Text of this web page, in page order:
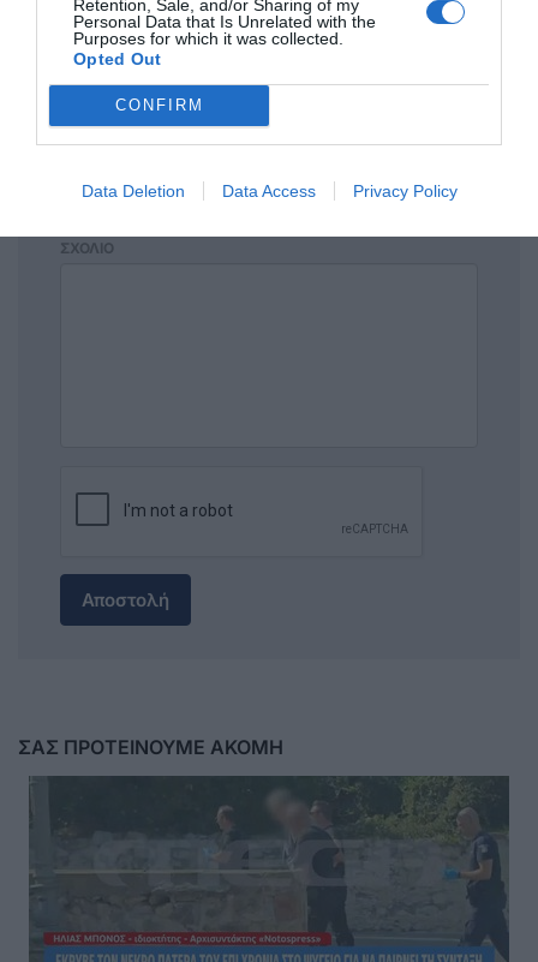
Retention, Sale, and/or Sharing of my
Personal Data that Is Unrelated with the
Purposes for which it was collected.
Opted Out
CONFIRM
Data Deletion Data Access Privacy Policy
Πρόσθεσε ένα σχόλιο
ΟΝΟΜΑ
ΣΧΟΛΙΟ
Αποστολή
ΣΑΣ ΠΡΟΤΕΙΝΟΥΜΕ ΑΚΟΜΗ